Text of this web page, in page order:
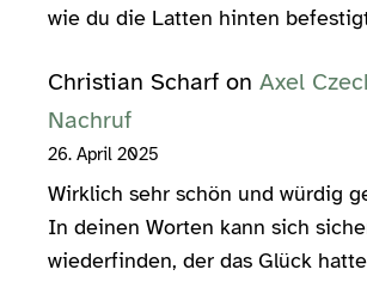
wie du die Latten hinten
Christian Scharf on Axel
Nachruf
26. April 2025
Wirklich sehr schön und würdig
In deinen Worten kann sich
wiederfinden, der das Glück